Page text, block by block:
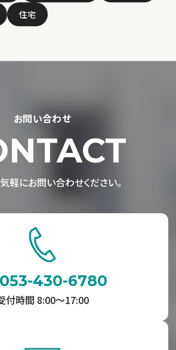
住宅
お問い合わせ
軽にお問い合わせください。
053-430-6780
付時間 8:00〜17:00